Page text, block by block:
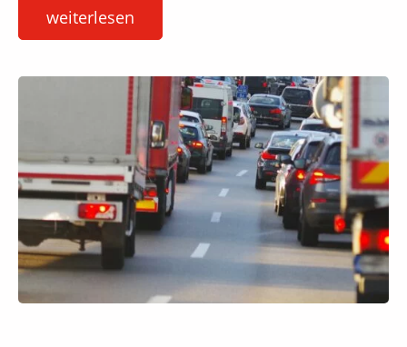
weiterlesen